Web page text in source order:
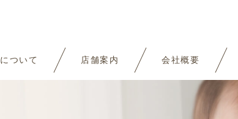
会社概要
店舗案内
ついて